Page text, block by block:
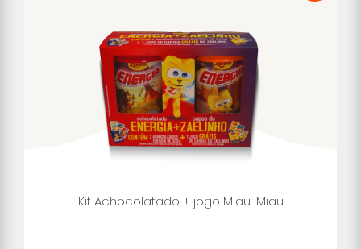
Kit Achocolatado + jogo Miau-Miau